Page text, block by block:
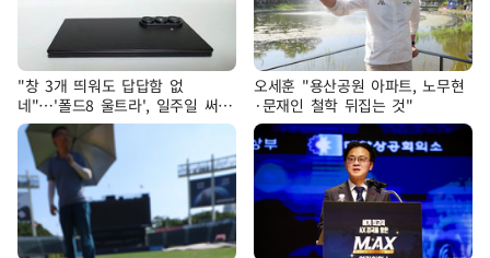
"창 3개 띄워도 답답함 없
네"…'폴드8 울트라', 일주일 써보
니
오세훈 "용산공원 아파트, 노무현
·문재인 철학 뒤집는 것"